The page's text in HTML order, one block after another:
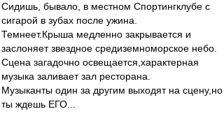
Сидишь, бывало, в местном Спортингклубе с
сигарой в зубах после ужина.
Темнеет.Крыша медленно закрывается и
заслоняет звездное средиземноморское небо.
Сцена загадочно освещается,характерная
музыка заливает зал ресторана.
Музыканты один за другим выходят на сцену,но
ты ждешь ЕГО...